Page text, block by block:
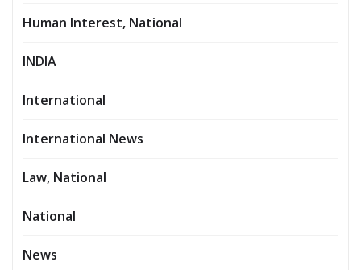
Human Interest, National
INDIA
International
International News
Law, National
National
News